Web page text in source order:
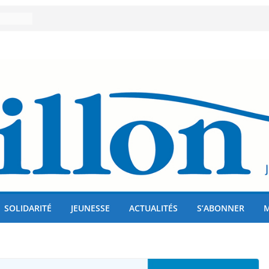
!
SOLIDARITÉ JEUNESSE ACTUALITÉS S’ABONNER